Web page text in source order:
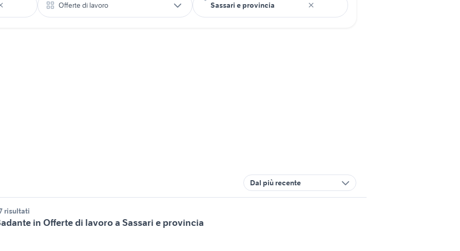
Offerte di lavoro
Dal più recente
risultati
in Offerte di lavoro a Sassari e provincia